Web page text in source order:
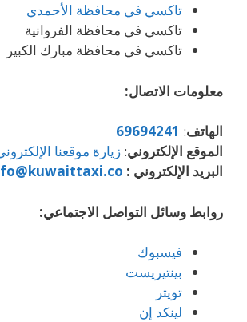
تاكسي في محافظة الأحمدي
تاكسي في محافظة الفروانية
تاكسي في محافظة مبارك الكبير
معلومات الاتصال:
الهاتف:
69694241
الموقع الإلكتروني: زيارة موقعنا
البريد الإلكتروني :
روابط وسائل التواصل الاجتماعي:
فيسبوك
بينتيريست
تويتر
لينكد إن